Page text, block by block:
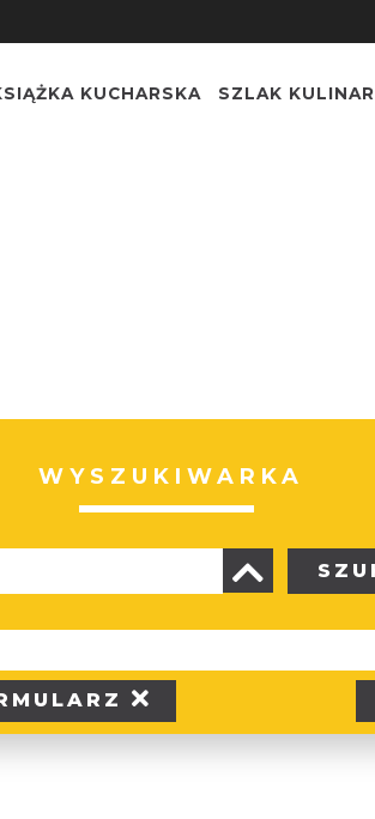
KUCHARSKA SZLAK
WYSZUKIWARKA